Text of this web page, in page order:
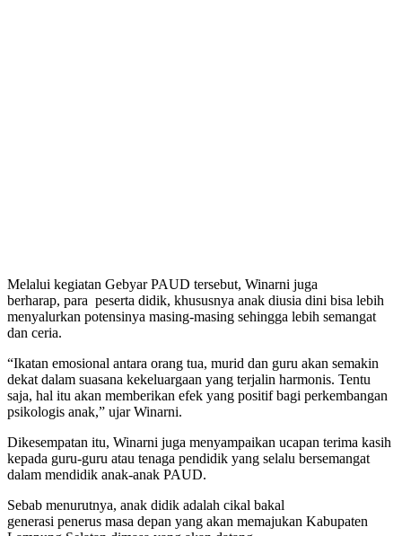
Melalui kegiatan Gebyar PAUD tersebut, Winarni juga
berharap, para peserta didik, khususnya anak diusia dini bisa lebih
menyalurkan potensinya masing-masing sehingga lebih semangat
dan ceria.
“Ikatan emosional antara orang tua, murid dan guru akan semakin
dekat dalam suasana kekeluargaan yang terjalin harmonis. Tentu
saja, hal itu akan memberikan efek yang positif bagi perkembangan
psikologis anak,” ujar Winarni.
Dikesempatan itu, Winarni juga menyampaikan ucapan terima kasih
kepada guru-guru atau tenaga pendidik yang selalu bersemangat
dalam mendidik anak-anak PAUD.
Sebab menurutnya, anak didik adalah cikal bakal
generasi penerus masa depan yang akan memajukan Kabupaten